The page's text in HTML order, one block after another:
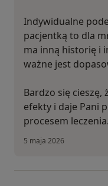
Indywidualne
pacjentką to dla
ma inną historię i
ważne jest
Bardzo się cieszę,
efekty i daje Pani
procesem
5 maja 2026